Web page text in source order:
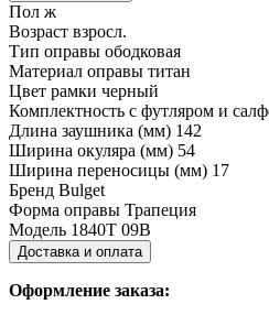
Пол ж
Возраст взросл.
Тип оправы ободковая
Материал оправы титан
Цвет рамки черный
Комплектность с футляром и
Длина заушника (мм) 142
Ширина окуляра (мм) 54
Ширина переносицы (мм) 17
Бренд Bulget
Форма оправы Трапеция
Модель 1840T 09B
Доставка и оплата
Оформление заказа: